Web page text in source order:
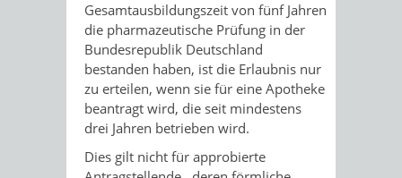
Gesamtausbildungszeit von fünf Jahren
die pharmazeutische Prüfung in der
Bundesrepublik Deutschland
bestanden haben, ist die Erlaubnis nur
zu erteilen, wenn sie für eine Apotheke
beantragt wird, die seit mindestens
drei Jahren betrieben wird.
Dies gilt nicht für approbierte